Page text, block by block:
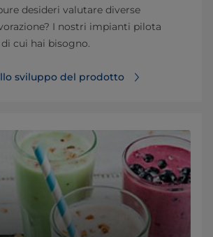
desideri valutare diverse
I nostri impianti pilota
cui hai bisogno.
sviluppo del prodotto